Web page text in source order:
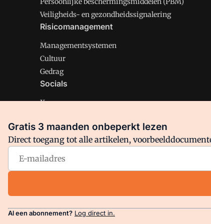
Veiligheids- en gezondheidssignalering
Risicomanagement
Managementsystemen
Cultuur
Gedrag
Socials
X
Facebook
Arbo is onderdeel van VMN media. Lees inons
Gratis 3 maanden onbeperkt lezen
Direct toegang tot alle artikelen,
Al een abonnement? Log direct in.